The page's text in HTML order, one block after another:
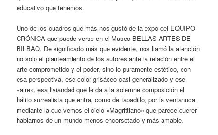
educativo que tenemos.
Uno de los cuadros que más nos gustó de la expo del EQUIPO
CRÓNICA que puede verse en el Museo BELLAS ARTES DE
BILBAO. De significado más que evidente, nos llamó la atención
no solo el planteamiento de los autores ante la relación entre el
arte comprometido y el poder, sino lo puramente estético, con
esa perspectiva, ese color grisáceo casi generalizado y ese
«aire», esa liviandad que le da a la solemne composición el
hálito surrealista que entra, como de tapadillo, por la ventanuca
mediante la que vemos el cielo «Magrittiano» que parece querer
hablarnos de un mundo menos encorsetado y más amable.